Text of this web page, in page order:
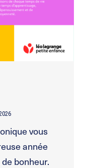
vous
année
bonheur.